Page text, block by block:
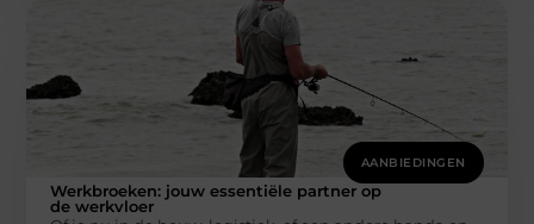
AANBIEDINGEN
Werkbroeken: jouw essentiële partner op
de werkvloer